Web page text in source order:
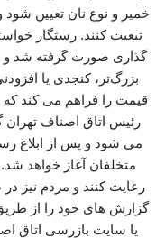
خمیر و نوع نان تعیین
تبعیت کنند. رستگار
گذاری صورت گرفته شد و
بزرگ‌تر، کنجدی یا
قیمت را فراهم می‌ کند که
رئیس اتاق اصناف تهران
می‌ شود و پس از ابلاغ
متخلفان آغاز خواهد
رعایت کنند و مردم نیز
یا سایت بازرسی اتاق